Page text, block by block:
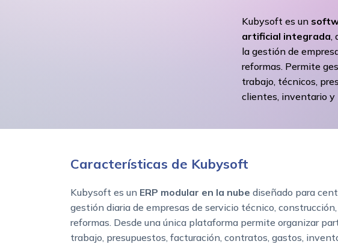
Kubysoft es un
artificial integrada,
la gestión de
reformas. Permite
trabajo, técnicos,
clientes, inventario y
Características de Kubysoft
Kubysoft es un ERP modular en la nube diseñado para
gestión diaria de empresas de servicio técnico,
reformas. Desde una única plataforma permite organizar
trabajo, presupuestos, facturación, contratos, gastos,